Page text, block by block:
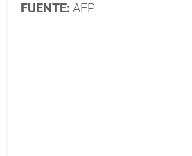
FUENTE: AFP